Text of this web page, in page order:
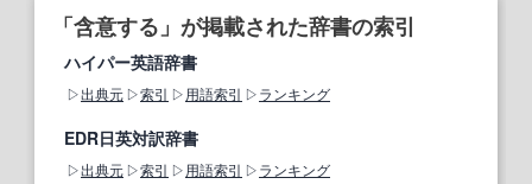
「含意する」が掲載された辞書の索引
ハイパー英語辞書
出典元 索引 用語索引 ランキング
EDR日英対訳辞書
出典元 索引 用語索引 ランキング